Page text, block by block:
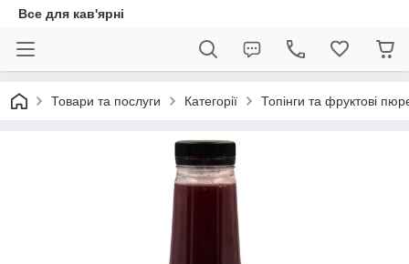
Все для кав'ярні
Товари та послуги Категорії Топінги та фруктові